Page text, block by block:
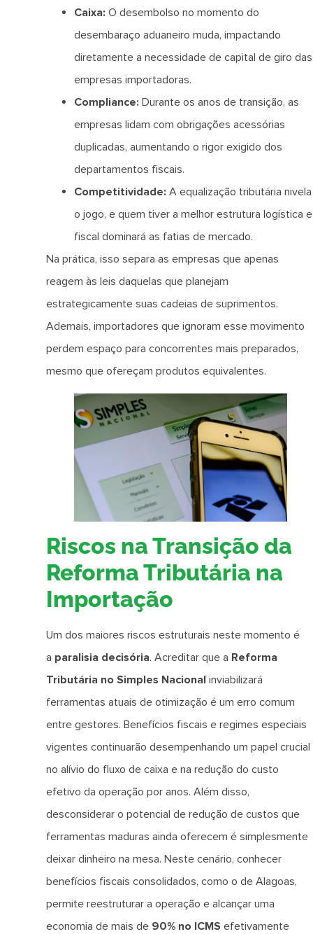
Caixa: O desembolso no momento do
desembaraço aduaneiro muda, impactando
diretamente a necessidade de capital de giro das
empresas importadoras.
Compliance: Durante os anos de transição, as
empresas lidam com obrigações acessórias
duplicadas, aumentando o rigor exigido dos
departamentos fiscais.
Competitividade: A equalização tributária nivela
o jogo, e quem tiver a melhor estrutura logística e
fiscal dominará as fatias de mercado.
Na prática, isso separa as empresas que apenas
reagem às leis daquelas que planejam
estrategicamente suas cadeias de suprimentos.
Ademais, importadores que ignoram esse movimento
perdem espaço para concorrentes mais preparados,
mesmo que ofereçam produtos equivalentes.
Riscos na Transição da
Reforma Tributária na
Importação
Um dos maiores riscos estruturais neste momento é
a paralisia decisória. Acreditar que a Reforma
Tributária no Simples Nacional inviabilizará
ferramentas atuais de otimização é um erro comum
entre gestores. Benefícios fiscais e regimes especiais
vigentes continuarão desempenhando um papel crucial
no alívio do fluxo de caixa e na redução do custo
efetivo da operação por anos. Além disso,
desconsiderar o potencial de redução de custos que
ferramentas maduras ainda oferecem é simplesmente
deixar dinheiro na mesa. Neste cenário, conhecer
benefícios fiscais consolidados, como o de Alagoas,
permite reestruturar a operação e alcançar uma
economia de mais de 90% no ICMS efetivamente